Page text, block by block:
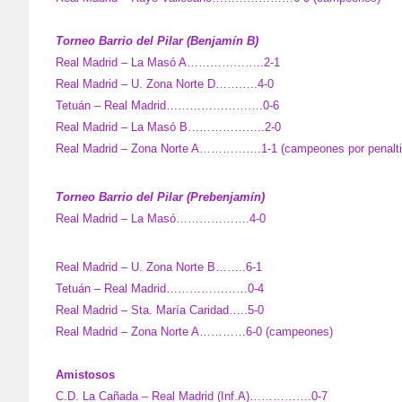
Torneo Barrio del Pilar (Benjamín B)
Real Madrid – La Masó A………………..2-1
Real Madrid – U. Zona Norte D………..4-0
Tetuán – Real Madrid…………………….0-6
Real Madrid – La Masó B………………..2-0
Real Madrid – Zona Norte A…………….1-1 (campeones por
Torneo Barrio del Pilar (Prebenjamín)
Real Madrid – La Masó……………….4-0
Real Madrid – U. Zona Norte B……..6-1
Tetuán – Real Madrid…………………0-4
Real Madrid – Sta. María Caridad…..5-0
Real Madrid – Zona Norte A…………6-0 (campeones)
Amistosos
C.D. La Cañada – Real Madrid (Inf.A)…………….0-7